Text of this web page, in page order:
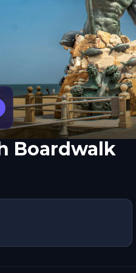
Boardwalk